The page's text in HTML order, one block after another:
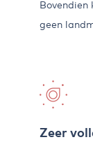
Bovendien
geen
Zeer